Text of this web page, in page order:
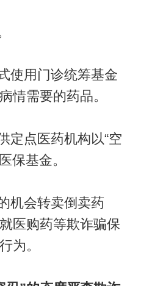
使用门诊统筹基金
情需要的药品。
定点医药机构以“空
保基金。
机会转卖倒卖药
医购药等欺诈骗保
为。